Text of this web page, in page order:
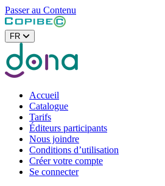
Passer au Contenu
FR
Accueil
Catalogue
Tarifs
Éditeurs participants
Nous joindre
Conditions d’utilisation
Créer votre compte
Se connecter